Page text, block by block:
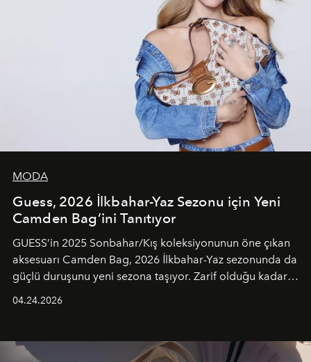
MODA
Guess, 2026 İlkbahar-Yaz Sezonu için Yeni
Camden Bag’ini Tanıtıyor
GUESS’in 2025 Sonbahar/Kış koleksiyonunun öne çıkan
aksesuarı Camden Bag, 2026 İlkbahar-Yaz sezonunda da
güçlü duruşunu yeni sezona taşıyor. Zarif olduğu kadar
04.24.2026